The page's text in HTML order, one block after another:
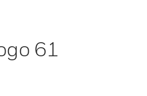
61